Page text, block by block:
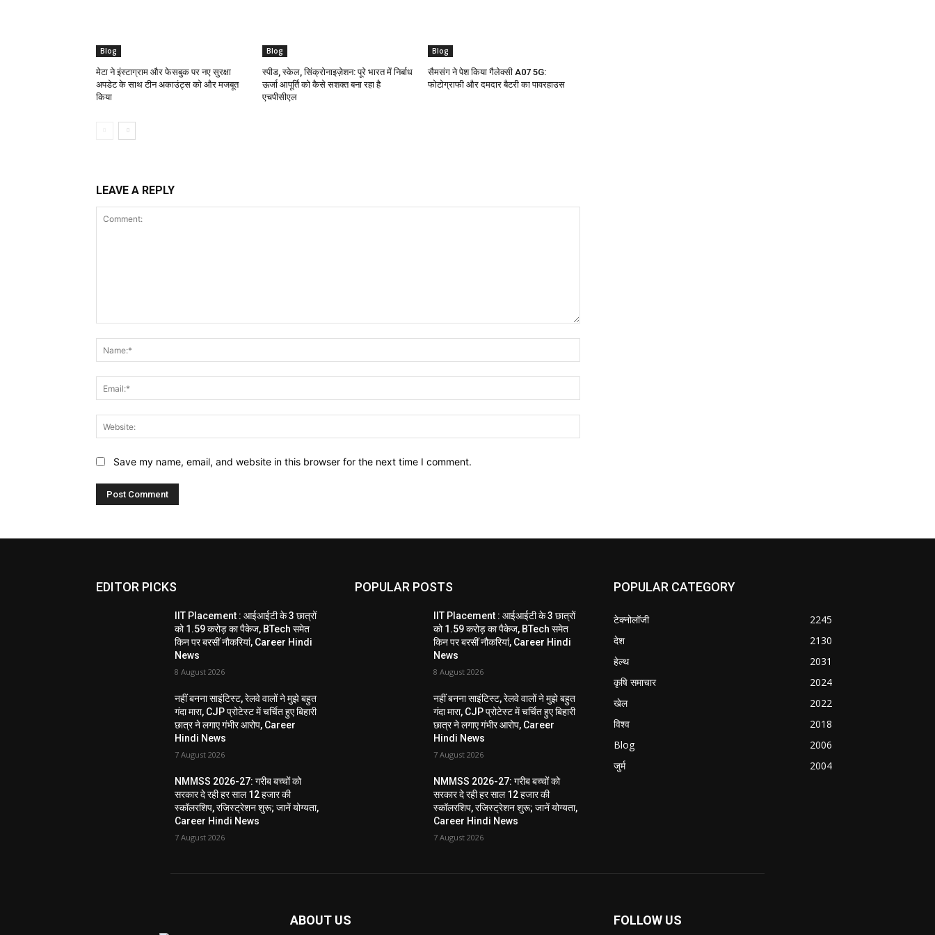
Blog
मेटा ने इंस्टाग्राम और फेसबुक पर नए सुरक्षा
अपडेट के साथ टीन अकाउंट्स को और मजबूत
किया
Blog
स्पीड, स्केल, सिंक्रोनाइज़ेशन: पूरे भारत में निर्बाध
ऊर्जा आपूर्ति को कैसे सशक्त बना रहा है
एचपीसीएल
Blog
सैमसंग ने पेश किया गैलेक्सी A07 5G:
फोटोग्राफी और दमदार बैटरी का पावरहाउस
LEAVE A REPLY
Save my name, email, and website in this browser for the next time I comment.
EDITOR PICKS
IIT Placement : आईआईटी के 3 छात्रों
को 1.59 करोड़ का पैकेज, BTech समेत
किन पर बरसीं नौकरियां, Career Hindi
News
8 August 2026
नहीं बनना साइंटिस्ट, रेलवे वालों ने मुझे बहुत
गंदा मारा, CJP प्रोटेस्ट में चर्चित हुए बिहारी
छात्र ने लगाए गंभीर आरोप, Career
Hindi News
7 August 2026
NMMSS 2026-27: गरीब बच्चों को
सरकार दे रही हर साल 12 हजार की
स्कॉलरशिप, रजिस्ट्रेशन शुरू; जानें योग्यता,
Career Hindi News
7 August 2026
POPULAR POSTS
IIT Placement : आईआईटी के 3 छात्रों
को 1.59 करोड़ का पैकेज, BTech समेत
किन पर बरसीं नौकरियां, Career Hindi
News
8 August 2026
नहीं बनना साइंटिस्ट, रेलवे वालों ने मुझे बहुत
गंदा मारा, CJP प्रोटेस्ट में चर्चित हुए बिहारी
छात्र ने लगाए गंभीर आरोप, Career
Hindi News
7 August 2026
NMMSS 2026-27: गरीब बच्चों को
सरकार दे रही हर साल 12 हजार की
स्कॉलरशिप, रजिस्ट्रेशन शुरू; जानें योग्यता,
Career Hindi News
7 August 2026
POPULAR CATEGORY
टेक्नोलॉजी
2245
देश
2130
हेल्थ
2031
कृषि समाचार
2024
खेल
2022
विश्व
2018
Blog
2006
जुर्म
2004
ABOUT US FOLLOW US